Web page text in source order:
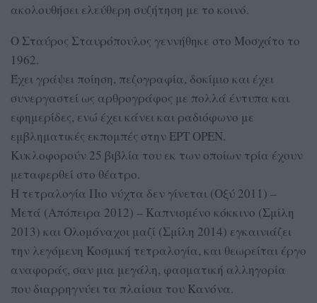
ακολουθήσει ελεύθερη συζήτηση με το κοινό.
Ο Σταύρος Σταυρόπουλος γεννήθηκε στο Μοσχάτο το
1962.
Έχει γράψει ποίηση, πεζογραφία, δοκίμιο και έχει
συνεργαστεί ως αρθρογράφος με πολλά έντυπα και
εφημερίδες, ενώ έχει κάνει και ραδιόφωνο με
εμβληματικές εκπομπές στην ΕΡΤ OPEN.
Κυκλοφορούν 25 βιβλία του εκ των οποίων τρία έχουν
μεταφερθεί στο θέατρο.
Η τετραλογία Πιο νύχτα δεν γίνεται (Οξύ 2011) –
Μετά (Απόπειρα 2012) – Καπνισμένο κόκκινο (Σμίλη
2013) και Ολομόναχοι μαζί (Σμίλη 2014) εγκαινιάζει
την λεγόμενη Κοσμική τετραλογία, και θεωρείται έργο
αναφοράς, σαν μια μεγάλη, φασματική αλληγορία
που διαρρηγνύει τα πλαίσια του Κανόνα.